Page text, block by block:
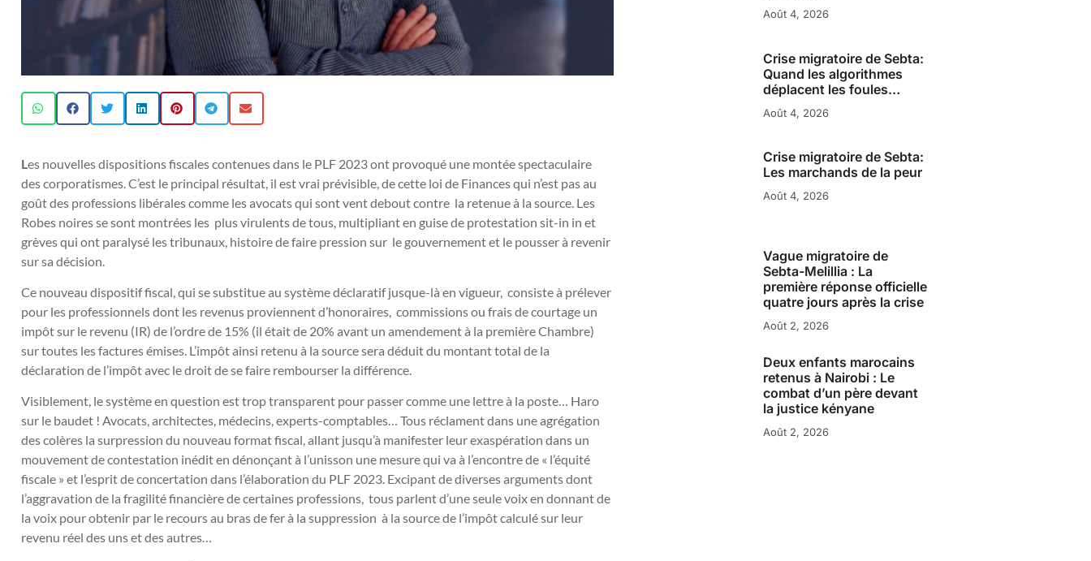
L es nouvelles dispositions fiscales contenues dans le PLF 2023 ont provoqué une montée spectaculaire
des corporatismes. C’est le principal résultat, il est vrai prévisible, de cette loi de Finances qui n’est pas au
goût des professions libérales comme les avocats qui sont vent debout contre la retenue à la source. Les
Robes noires se sont montrées les plus virulents de tous, multipliant en guise de protestation sit-in in et
grèves qui ont paralysé les tribunaux, histoire de faire pression sur le gouvernement et le pousser à revenir
sur sa décision.
Ce nouveau dispositif fiscal, qui se substitue au système déclaratif jusque-là en vigueur, consiste à prélever
pour les professionnels dont les revenus proviennent d’honoraires, commissions ou frais de courtage un
impôt sur le revenu (IR) de l’ordre de 15% (il était de 20% avant un amendement à la première Chambre)
sur toutes les factures émises. L’impôt ainsi retenu à la source sera déduit du montant total de la
déclaration de l’impôt avec le droit de se faire rembourser la différence.
Visiblement, le système en question est trop transparent pour passer comme une lettre à la poste… Haro
sur le baudet ! Avocats, architectes, médecins, experts-comptables… Tous réclament dans une agrégation
des colères la surpression du nouveau format fiscal, allant jusqu’à manifester leur exaspération dans un
mouvement de contestation inédit en dénonçant à l’unisson une mesure qui va à l’encontre de « l’équité
fiscale » et l’esprit de concertation dans l’élaboration du PLF 2023. Excipant de diverses arguments dont
l’aggravation de la fragilité financière de certaines professions, tous parlent d’une seule voix en donnant de
la voix pour obtenir par le recours au bras de fer à la suppression à la source de l’impôt calculé sur leur
revenu réel des uns et des autres…
Août 4, 2026
Crise migratoire de Sebta:
Quand les algorithmes
déplacent les foules…
Août 4, 2026
Crise migratoire de Sebta:
Les marchands de la peur
Août 4, 2026
Vague migratoire de
Sebta-Melillia : La
première réponse officielle
quatre jours après la crise
Août 2, 2026
Deux enfants marocains
retenus à Nairobi : Le
combat d’un père devant
la justice kényane
Août 2, 2026